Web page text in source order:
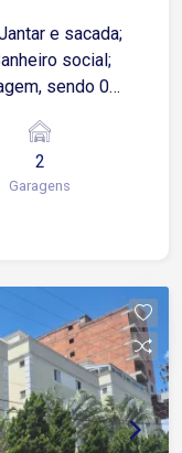
social;
sendo 01
fácil acesso
3 a 5
cerca de 8 a
e transporte
e
2
Garagens